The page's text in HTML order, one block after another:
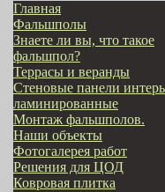
Главная
Фальшполы
Знаете ли вы, что такое
фальшпол?
Террасы и веранды
Стеновые панели
ламинированные
Монтаж фальшполов.
Наши объекты
Фотогалерея работ
Решения для ЦОД
Ковровая плитка